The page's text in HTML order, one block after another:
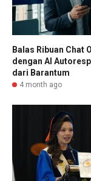
Balas Ribuan Chat
dengan AI
dari Barantum
4 month ago